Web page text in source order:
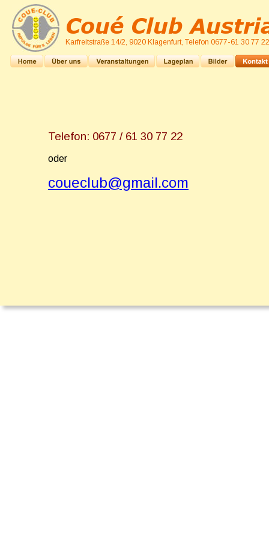
Coué Club
Karfreitstraße 14/2, 9020 Klagenfurt, Telefon 0677-61 30 77 22
Telefon: 0677 / 61 30 77 22
oder
coueclub@gmail.com